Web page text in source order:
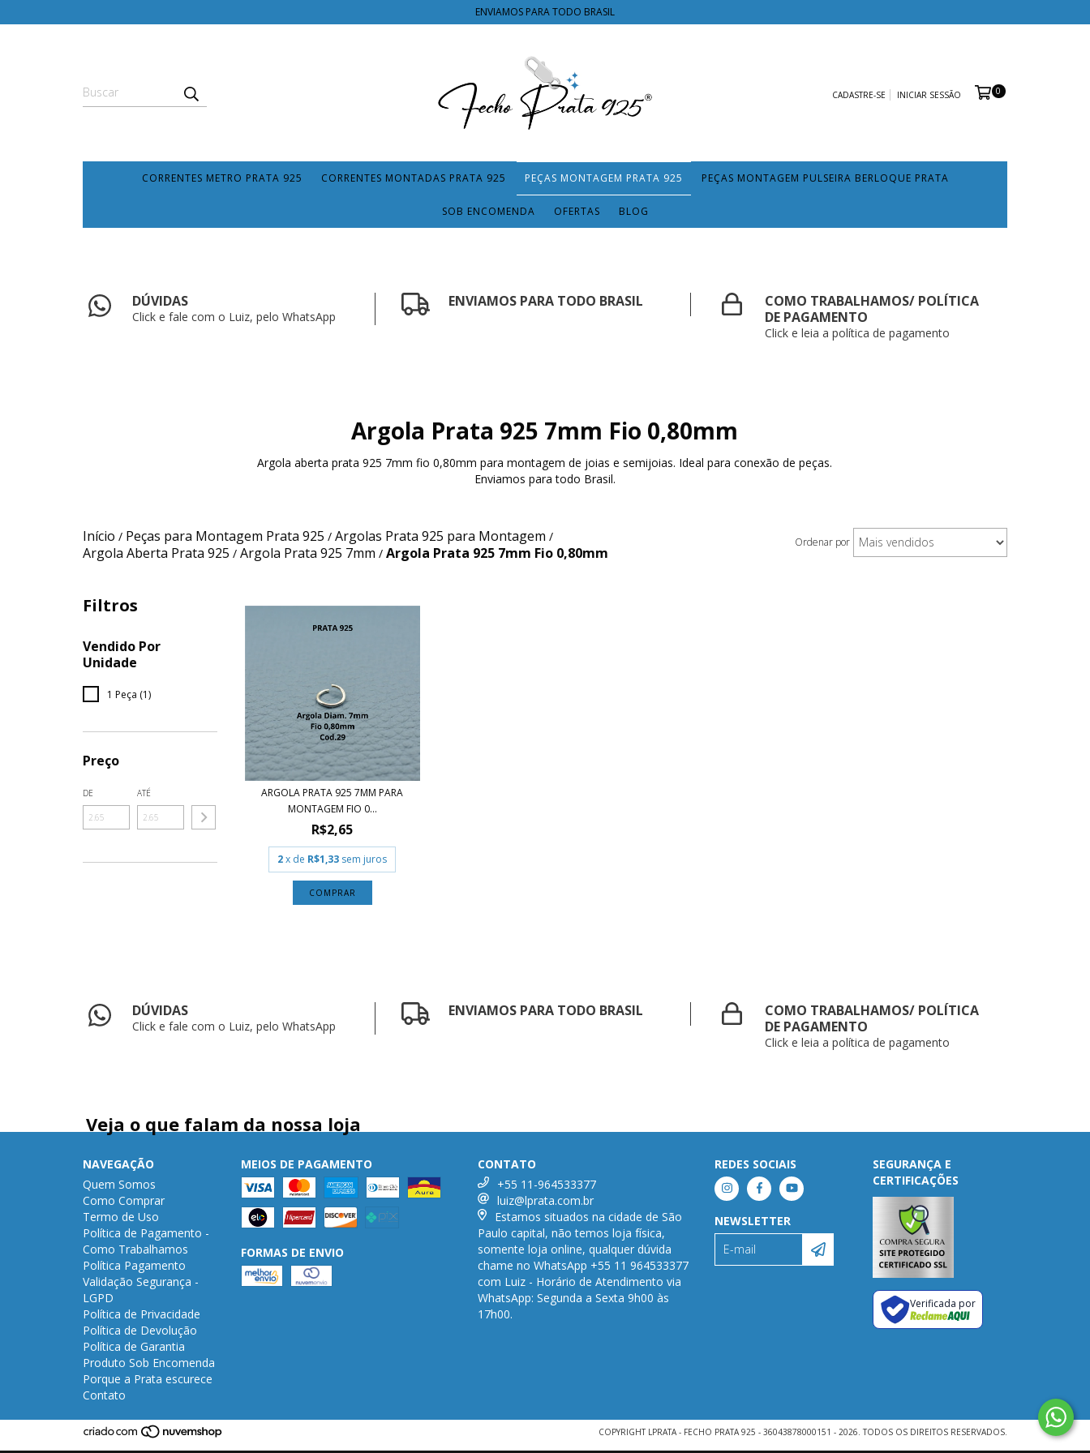
ENVIAMOS PARA TODO BRASIL
CADASTRE-SE INICIAR SESSÃO 0
CORRENTES METRO PRATA 925 CORRENTES MONTADAS PRATA 925 PEÇAS MONTAGEM PRATA 925 PEÇAS MONTAGEM PULSEIRA BERLOQUE PRATA
SOB ENCOMENDA OFERTAS BLOG
DÚVIDAS
Click e fale com o Luiz, pelo WhatsApp
ENVIAMOS PARA TODO BRASIL
COMO TRABALHAMOS/ POLÍTICA
DE PAGAMENTO
Click e leia a política de pagamento
Argola Prata 925 7mm Fio 0,80mm
Argola aberta prata 925 7mm fio 0,80mm para montagem de joias e semijoias. Ideal para conexão de peças.
Enviamos para todo Brasil.
Início / Peças para Montagem Prata 925 / Argolas Prata 925 para Montagem /
Argola Aberta Prata 925 / Argola Prata 925 7mm / Argola Prata 925 7mm Fio 0,80mm
Ordenar por
Filtros
Vendido Por
Unidade
1 Peça (1)
Preço
DE ATÉ
ARGOLA PRATA 925 7MM PARA
MONTAGEM FIO 0...
R$2,65
2x de R$1,33 sem juros
COMPRAR
DÚVIDAS
Click e fale com o Luiz, pelo WhatsApp
ENVIAMOS PARA TODO BRASIL
COMO TRABALHAMOS/ POLÍTICA
DE PAGAMENTO
Click e leia a política de pagamento
Veja o que falam da nossa loja
NAVEGAÇÃO
Quem Somos
Como Comprar
Termo de Uso
Política de Pagamento -
Como Trabalhamos
Política Pagamento
Validação Segurança -
LGPD
Política de Privacidade
Política de Devolução
Política de Garantia
Produto Sob Encomenda
Porque a Prata escurece
Contato
MEIOS DE PAGAMENTO
FORMAS DE ENVIO
CONTATO
+55 11-964533377
luiz@lprata.com.br
Estamos situados na cidade de São
Paulo capital, não temos loja física,
somente loja online, qualquer dúvida
chame no WhatsApp +55 11 964533377
com Luiz - Horário de Atendimento via
WhatsApp: Segunda a Sexta 9h00 às
17h00.
REDES SOCIAIS
NEWSLETTER
SEGURANÇA E
CERTIFICAÇÕES
Verificada por
COPYRIGHT LPRATA - FECHO PRATA 925 - 36043878000151 - 2026. TODOS OS DIREITOS RESERVADOS.